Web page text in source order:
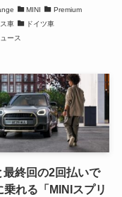
MINI
Premium
車
ドイツ車
ース
最終回の2回払いで
乗れる「MINIスプリ